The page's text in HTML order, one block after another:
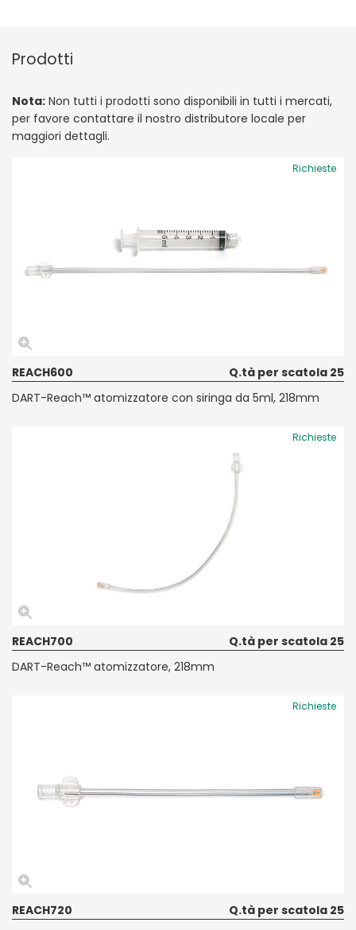
Prodotti
Nota: Non tutti i prodotti sono disponibili in tutti i mercati,
per favore contattare il nostro distributore locale per
maggiori dettagli.
Richieste
REACH600
Q.tà per scatola 25
DART-Reach™ atomizzatore con siringa da 5ml, 218mm
Richieste
REACH700
Q.tà per scatola 25
DART-Reach™ atomizzatore, 218mm
Richieste
REACH720
Q.tà per scatola 25